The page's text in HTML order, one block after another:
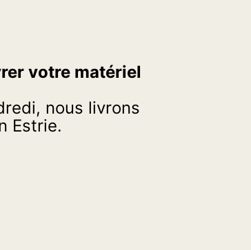
votre matériel
nous livrons
Estrie.